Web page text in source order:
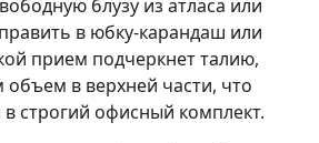
блузу из атласа или
в юбку-карандаш или
прием подчеркнет талию,
объем в верхней части, что
строгий офисный комплект.